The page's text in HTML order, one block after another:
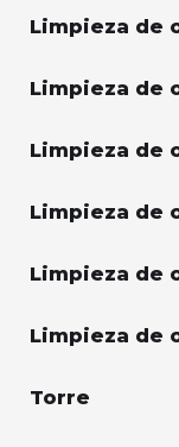
Limpieza de
Limpieza de
Limpieza de
Limpieza de
Limpieza de
Limpieza de
Torre